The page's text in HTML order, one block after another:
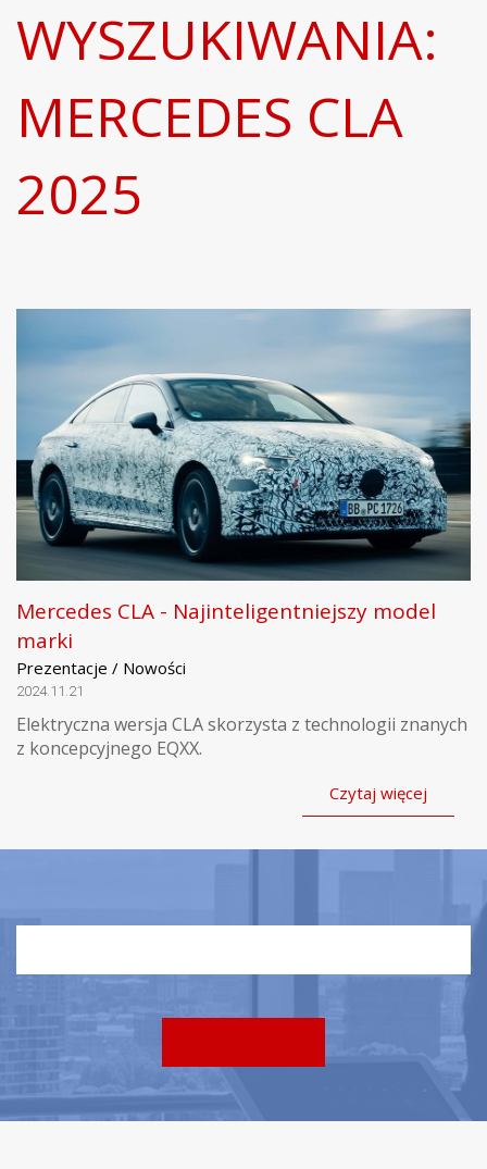
WYSZUKIWANIA:
MERCEDES CLA
2025
Mercedes CLA - Najinteligentniejszy model
marki
Prezentacje / Nowości
2024.11.21
Elektryczna wersja CLA skorzysta z technologii znanych
z koncepcyjnego EQXX.
Czytaj więcej